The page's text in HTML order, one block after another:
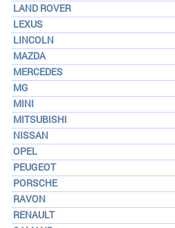
LAND ROVER
LEXUS
LINCOLN
MAZDA
MERCEDES
MG
MINI
MITSUBISHI
NISSAN
OPEL
PEUGEOT
PORSCHE
RAVON
RENAULT